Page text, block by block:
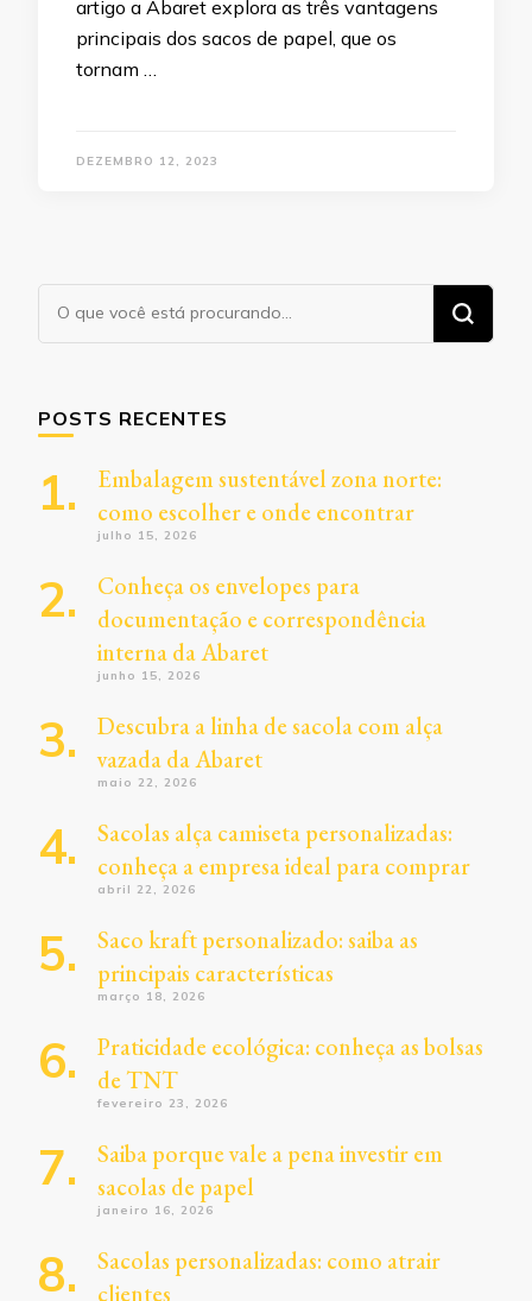
artigo a Abaret explora as três vantagens
principais dos sacos de papel, que os
tornam …
DEZEMBRO 12, 2023
Procurando
algo?
POSTS RECENTES
Embalagem sustentável zona norte:
como escolher e onde encontrar
julho 15, 2026
Conheça os envelopes para
documentação e correspondência
interna da Abaret
junho 15, 2026
Descubra a linha de sacola com alça
vazada da Abaret
maio 22, 2026
Sacolas alça camiseta personalizadas:
conheça a empresa ideal para comprar
abril 22, 2026
Saco kraft personalizado: saiba as
principais características
março 18, 2026
Praticidade ecológica: conheça as bolsas
de TNT
fevereiro 23, 2026
Saiba porque vale a pena investir em
sacolas de papel
janeiro 16, 2026
Sacolas personalizadas: como atrair
clientes